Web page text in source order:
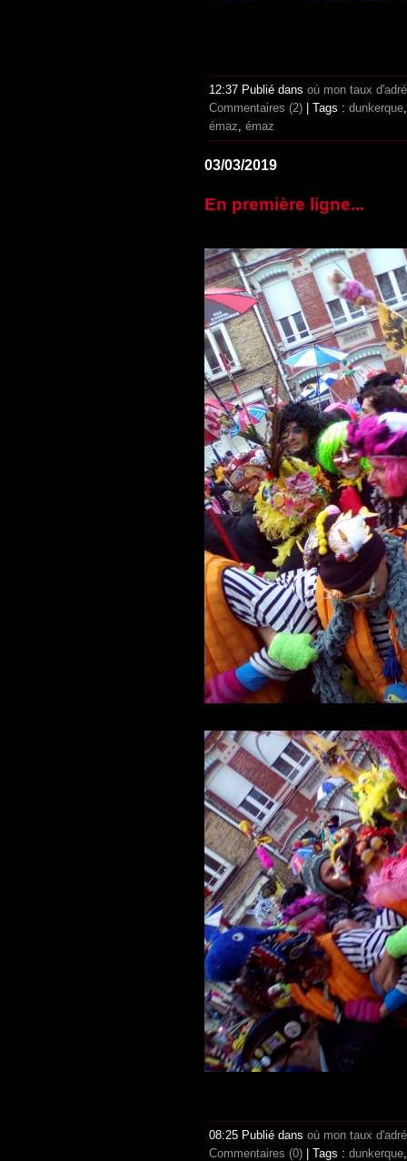
12:37 Publié dans où mon taux
Commentaires (2) | Tags : dunkerque
émaz émaz
03/03/2019
En première ligne...
08:25 Publié dans où mon taux
Commentaires (0) | Tags : dunkerque